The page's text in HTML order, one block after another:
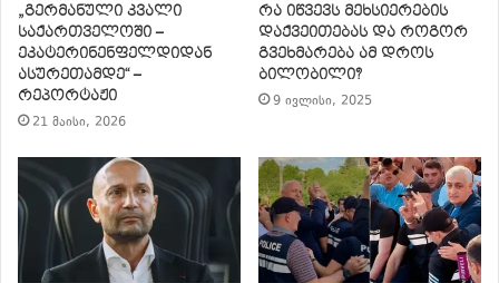
„გერმანული კვალი
საქართველოში –
ეკატერინენფელდიდან
ასურეთამდე“ –
რეპორტაჟი
21 მაისი, 2026
რა იწვევს მეხსიერების
დაქვეითებას და როგორ
გვეხმარება ამ დროს
ბილობილი?
9 ივლისი, 2025